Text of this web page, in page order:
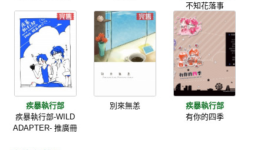
不知花落事
疾暴執行部
疾暴執行部-WILD
ADAPTER- 推廣冊
別來無恙
疾暴執行部
有你的四季